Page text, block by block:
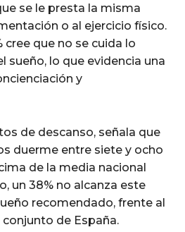
se le presta la misma
o al ejercicio físico.
cree que no se cuida lo
sueño, lo que evidencia una
y
de descanso, señala que
duerme entre siete y ocho
de la media nacional
un 38% no alcanza este
recomendado, frente al
de España.